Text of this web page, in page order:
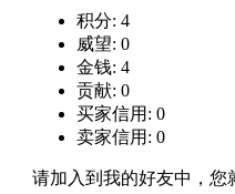
积分: 4
威望: 0
金钱: 4
贡献: 0
买家信用: 0
卖家信用: 0
请加入到我的好友中，您